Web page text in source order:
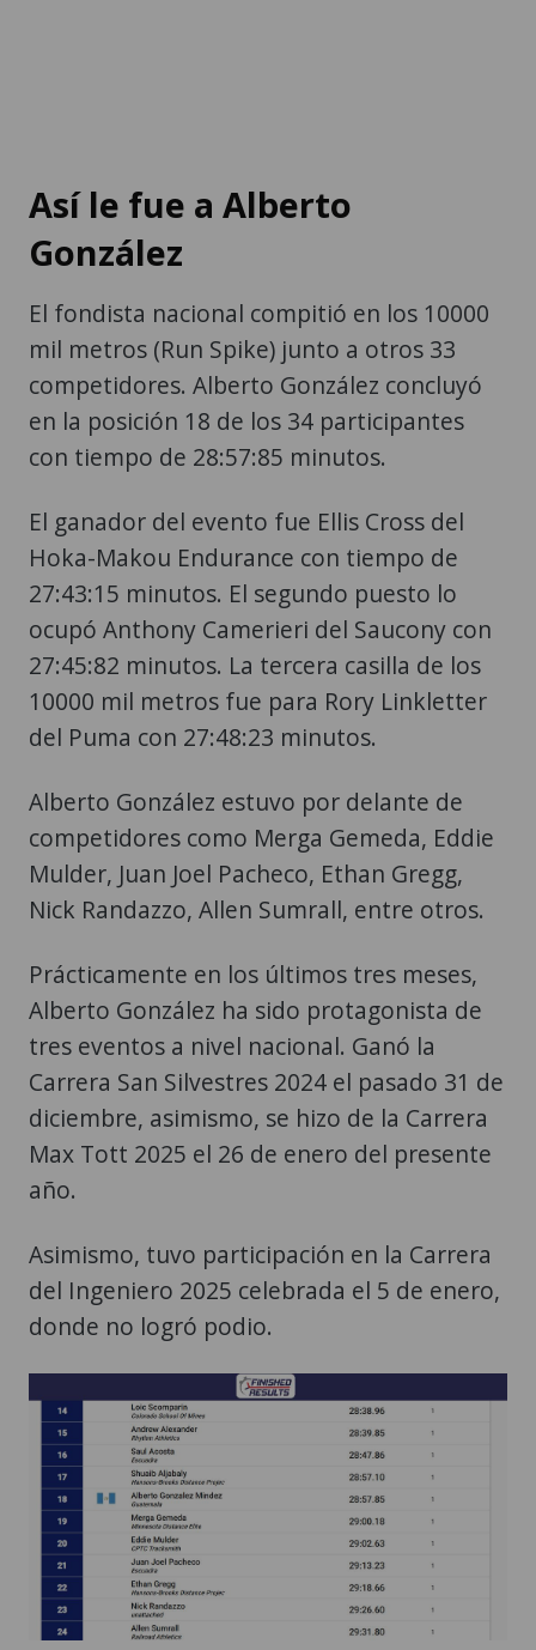
Así le fue a Alberto
González
El fondista nacional compitió en los 10000
mil metros (Run Spike) junto a otros 33
competidores. Alberto González concluyó
en la posición 18 de los 34 participantes
con tiempo de 28:57:85 minutos.
El ganador del evento fue Ellis Cross del
Hoka-Makou Endurance con tiempo de
27:43:15 minutos. El segundo puesto lo
ocupó Anthony Camerieri del Saucony con
27:45:82 minutos. La tercera casilla de los
10000 mil metros fue para Rory Linkletter
del Puma con 27:48:23 minutos.
Alberto González estuvo por delante de
competidores como Merga Gemeda, Eddie
Mulder, Juan Joel Pacheco, Ethan Gregg,
Nick Randazzo, Allen Sumrall, entre otros.
Prácticamente en los últimos tres meses,
Alberto González ha sido protagonista de
tres eventos a nivel nacional. Ganó la
Carrera San Silvestres 2024 el pasado 31 de
diciembre, asimismo, se hizo de la Carrera
Max Tott 2025 el 26 de enero del presente
año.
Asimismo, tuvo participación en la Carrera
del Ingeniero 2025 celebrada el 5 de enero,
donde no logró podio.